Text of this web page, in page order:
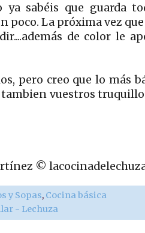
sabéis que guarda
poco. La próxima vez
de color le
pero creo que lo más
vuestros
©
y Sopas, Cocina básica
- Lechuza